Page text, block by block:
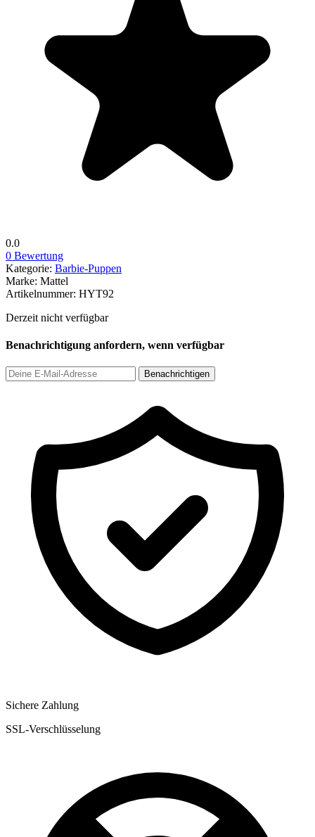
0.0
0 Bewertung
Kategorie: Barbie-Puppen
Marke: Mattel
Artikelnummer: HYT92
Derzeit nicht verfügbar
Benachrichtigung anfordern, wenn verfügbar
Benachrichtigen
Sichere Zahlung
SSL-Verschlüsselung